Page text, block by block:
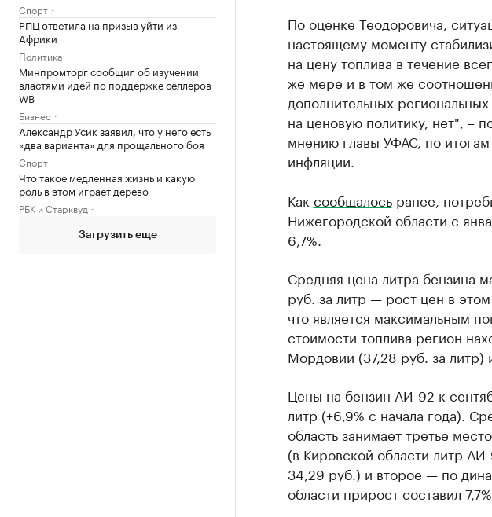
Спорт
РПЦ ответила на призыв уйти из
Африки
Политика
Минпромторг сообщил об изучении
властями идей по поддержке селлеров
WB
Бизнес
Александр Усик заявил, что у него есть
«два варианта» для прощального боя
Спорт
Что такое медленная жизнь и какую
роль в этом играет дерево
РБК и Старквуд
Загрузить еще
По оценке Теодоровича,
настоящему моменту
на цену топлива в течение
же мере и в том же
дополнительных
на ценовую политику, нет", –
мнению главы УФАС, по
инфляции.
Как сообщалосьранее,
Нижегородской области с
6,7%.
Средняя цена литра бензина
руб. за литр — рост цен в
что является максимальным
стоимости топлива регион
Мордовии (37,28 руб. за литр)
Цены на бензин АИ-92 к
литр (+6,9% с начала года).
область занимает третье
(в Кировской области литр
34,29 руб.) и второе — по
области прирост составил